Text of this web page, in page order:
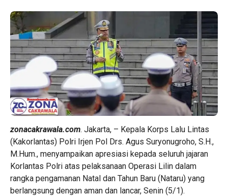
zonacakrawala.com. Jakarta, – Kepala Korps Lalu Lintas
(Kakorlantas) Polri Irjen Pol Drs. Agus Suryonugroho, S.H.,
M.Hum., menyampaikan apresiasi kepada seluruh jajaran
Korlantas Polri atas pelaksanaan Operasi Lilin dalam
rangka pengamanan Natal dan Tahun Baru (Nataru) yang
berlangsung dengan aman dan lancar, Senin (5/1).